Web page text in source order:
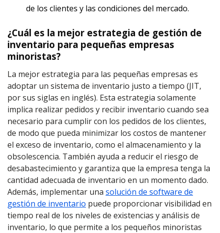
de los clientes y las condiciones del mercado.
¿Cuál es la mejor estrategia de gestión de
inventario para pequeñas empresas
minoristas?
La mejor estrategia para las pequeñas empresas es
adoptar un sistema de inventario justo a tiempo (JIT,
por sus siglas en inglés). Esta estrategia solamente
implica realizar pedidos y recibir inventario cuando sea
necesario para cumplir con los pedidos de los clientes,
de modo que pueda minimizar los costos de mantener
el exceso de inventario, como el almacenamiento y la
obsolescencia. También ayuda a reducir el riesgo de
desabastecimiento y garantiza que la empresa tenga la
cantidad adecuada de inventario en un momento dado.
Además, implementar una solución de software de
gestión de inventario puede proporcionar visibilidad en
tiempo real de los niveles de existencias y análisis de
inventario, lo que permite a los pequeños minoristas